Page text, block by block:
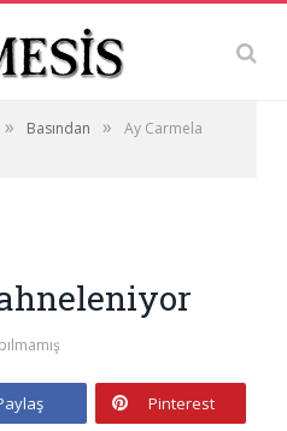
» Basından »
Ay Carmela
Pinterest